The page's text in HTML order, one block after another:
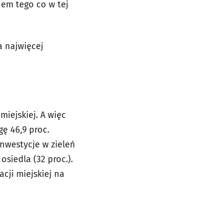
tego co w tej
najwięcej
A więc
46,9 proc.
w zieleń
(32 proc.).
miejskiej na